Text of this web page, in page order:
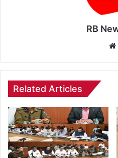
RB
Related Articles